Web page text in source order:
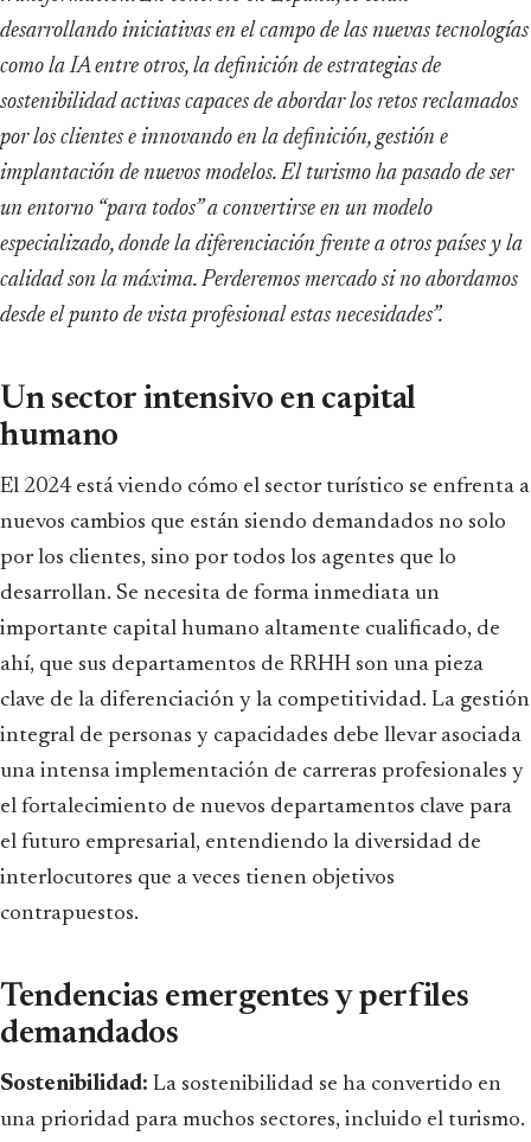
desarrollando iniciativas en el campo de las nuevas tecnologías
como la IA entre otros, la definición de estrategias de
sostenibilidad activas capaces de abordar los retos reclamados
por los clientes e innovando en la definición, gestión e
implantación de nuevos modelos. El turismo ha pasado de ser
un entorno “para todos” a convertirse en un modelo
especializado, donde la diferenciación frente a otros países y la
calidad son la máxima. Perderemos mercado si no abordamos
desde el punto de vista profesional estas necesidades”.
Un sector intensivo en capital
humano
El 2024 está viendo cómo el sector turístico se enfrenta a
nuevos cambios que están siendo demandados no solo
por los clientes, sino por todos los agentes que lo
desarrollan. Se necesita de forma inmediata un
importante capital humano altamente cualificado, de
ahí, que sus departamentos de RRHH son una pieza
clave de la diferenciación y la competitividad. La gestión
integral de personas y capacidades debe llevar asociada
una intensa implementación de carreras profesionales y
el fortalecimiento de nuevos departamentos clave para
el futuro empresarial, entendiendo la diversidad de
interlocutores que a veces tienen objetivos
contrapuestos.
Tendencias emergentes y perfiles
demandados
Sostenibilidad: La sostenibilidad se ha convertido en
una prioridad para muchos sectores, incluido el turismo.